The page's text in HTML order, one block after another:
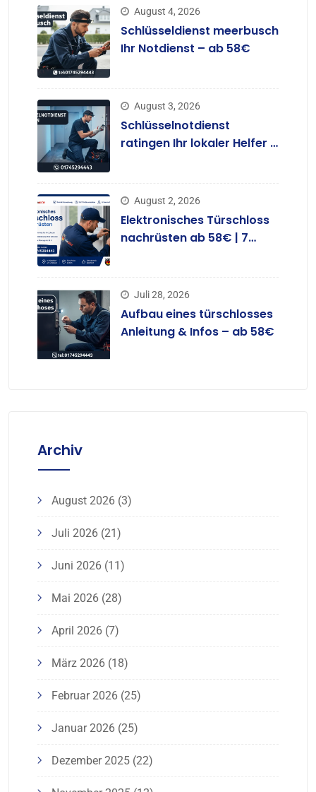
August 4, 2026
Schlüsseldienst meerbusch
Ihr Notdienst – ab 58€
August 3, 2026
Schlüsselnotdienst
ratingen Ihr lokaler Helfer –
August 2, 2026
Elektronisches Türschloss
nachrüsten ab 58€ | 7
Juli 28, 2026
Aufbau eines türschlosses
Anleitung & Infos – ab 58€
Archiv
August 2026 (3)
Juli 2026 (21)
Juni 2026 (11)
Mai 2026 (28)
April 2026 (7)
März 2026 (18)
Februar 2026 (25)
Januar 2026 (25)
Dezember 2025 (22)